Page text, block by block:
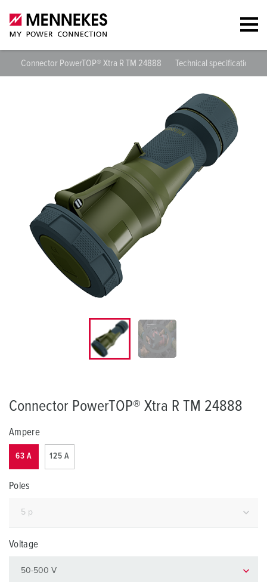
Connector PowerTOP® Xtra R TM 24888 Technical specifications
Connector PowerTOP® Xtra R TM 24888
Ampere
63 A 125 A
Poles
Voltage